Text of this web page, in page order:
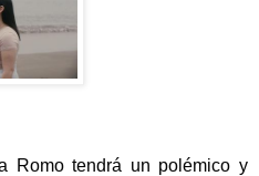
Romo tendrá un polémico y